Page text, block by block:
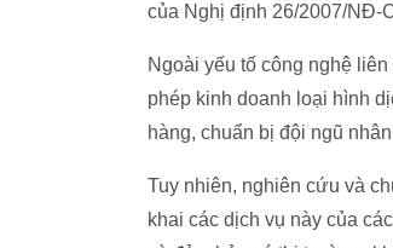
của Nghị định 26/2007/NĐ-
Ngoài yếu tố công nghệ
phép kinh doanh loại hình
hàng, chuẩn bị đội ngũ
Tuy nhiên, nghiên cứu và
khai các dịch vụ này của